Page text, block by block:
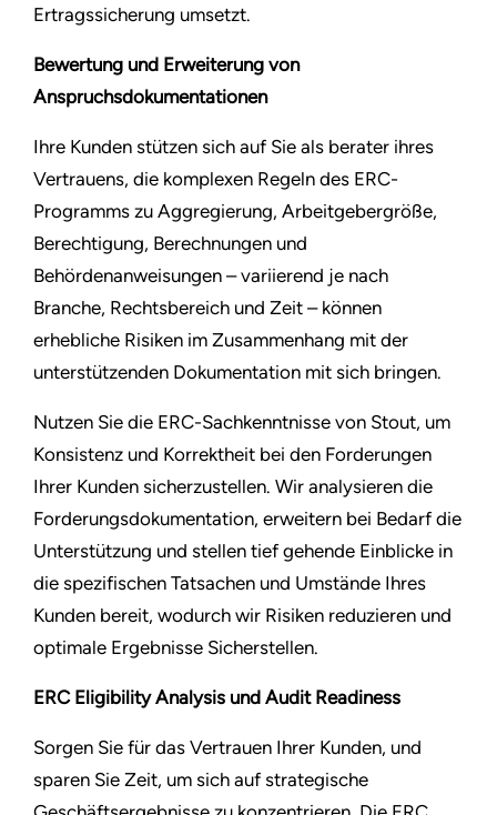
Ertragssicherung umsetzt.
Bewertung und Erweiterung von
Anspruchsdokumentationen
Ihre Kunden stützen sich auf Sie als berater ihres
Vertrauens, die komplexen Regeln des ERC-
Programms zu Aggregierung, Arbeitgebergröße,
Berechtigung, Berechnungen und
Behördenanweisungen – variierend je nach
Branche, Rechtsbereich und Zeit – können
erhebliche Risiken im Zusammenhang mit der
unterstützenden Dokumentation mit sich bringen.
Nutzen Sie die ERC-Sachkenntnisse von Stout, um
Konsistenz und Korrektheit bei den Forderungen
Ihrer Kunden sicherzustellen. Wir analysieren die
Forderungsdokumentation, erweitern bei Bedarf die
Unterstützung und stellen tief gehende Einblicke in
die spezifischen Tatsachen und Umstände Ihres
Kunden bereit, wodurch wir Risiken reduzieren und
optimale Ergebnisse Sicherstellen.
ERC Eligibility Analysis und Audit Readiness
Sorgen Sie für das Vertrauen Ihrer Kunden, und
sparen Sie Zeit, um sich auf strategische